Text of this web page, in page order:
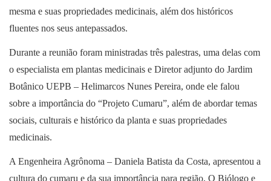
mesma e suas propriedades medicinais, além dos históricos
fluentes nos seus antepassados.
Durante a reunião foram ministradas três palestras, uma delas com
o especialista em plantas medicinais e Diretor adjunto do Jardim
Botânico UEPB – Helimarcos Nunes Pereira, onde ele falou
sobre a importância do “Projeto Cumaru”, além de abordar temas
sociais, culturais e histórico da planta e suas propriedades
medicinais.
A Engenheira Agrônoma – Daniela Batista da Costa, apresentou a
cultura do cumaru e da sua importância para região. O Biólogo e